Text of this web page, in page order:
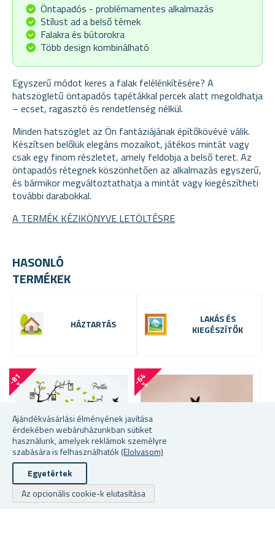
Ajándékvásárlási élményének javítása
érdekében webáruházunkban sütiket
használunk, amelyek reklámok személyre
szabására is felhasználhatók (Elolvasom)
Egyetértek
Az opcionális cookie-k elutasítása
Öntapadós - problémamentes alkalmazás
Stílust ad a belső térnek
Falakra és bútorokra
Több design kombinálható
Egyszerű módot keres a falak felélénkítésére? A
hatszögletű öntapadós tapétákkal percek alatt megoldhatja
– ecset, ragasztó és rendetlenség nélkül.
Minden hatszöglet az Ön fantáziájának építőkövévé válik.
Készítsen belőlük elegáns mozaikot, játékos mintát vagy
csak egy finom részletet, amely feldobja a belső teret. Az
öntapadós rétegnek köszönhetően az alkalmazás egyszerű,
és bármikor megváltoztathatja a mintát vagy kiegészítheti
további darabokkal.
A TERMÉK KÉZIKÖNYVE LETÖLTÉSRE
HASONLÓ
TERMÉKEK
HÁZTARTÁS
LAKÁS ÉS
KIEGÉSZÍTŐK
-
8
1
% -
6
4
%
További szín közül lehet